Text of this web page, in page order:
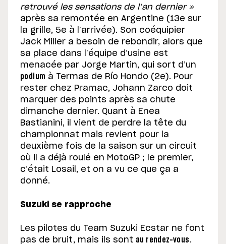
retrouvé les sensations de l’an dernier »
après sa remontée en Argentine (13e sur
la grille, 5e à l’arrivée). Son coéquipier
Jack Miller a besoin de rebondir, alors que
sa place dans l’équipe d’usine est
menacée par Jorge Martin, qui sort d’un
podium à Termas de Río Hondo (2e). Pour
rester chez Pramac, Johann Zarco doit
marquer des points après sa chute
dimanche dernier. Quant à Enea
Bastianini, il vient de perdre la tête du
championnat mais revient pour la
deuxième fois de la saison sur un circuit
où il a déjà roulé en MotoGP ; le premier,
c’était Losail, et on a vu ce que ça a
donné.
Suzuki se rapproche
Les pilotes du Team Suzuki Ecstar ne font
pas de bruit, mais ils sont au rendez-vous.